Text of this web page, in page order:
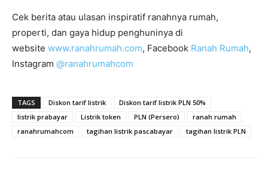
Cek berita atau ulasan inspiratif ranahnya rumah,
properti, dan gaya hidup penghuninya di
website www.ranahrumah.com, Facebook Ranah Rumah,
Instagram @ranahrumahcom
TAGS Diskon tarif listrik
Diskon tarif listrik PLN 50%
listrik prabayar
Listrik token PLN (Persero)
ranah rumah
ranahrumahcom
tagihan listrik pascabayar tagihan listrik PLN